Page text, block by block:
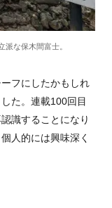
な保木間富士。
フにしたかもしれ
た。連載100回目
識することになり
人的には興味深く